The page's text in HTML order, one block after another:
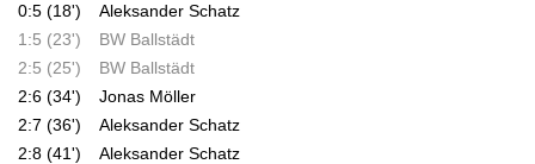
0:5 (18')
Aleksander Schatz
1:5 (23')
BW Ballstädt
2:5 (25')
BW Ballstädt
2:6 (34')
Jonas Möller
2:7 (36')
Aleksander Schatz
2:8 (41')
Aleksander Schatz